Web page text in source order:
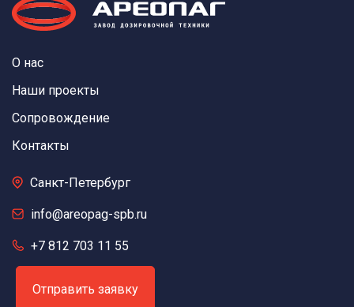
О нас
Наши проекты
Сопровождение
Контакты
Санкт-Петербург
info@areopag-spb.ru
+7 812 703 11 55
Отправить заявку